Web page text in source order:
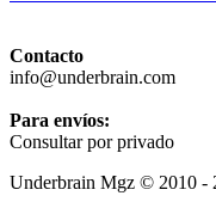
Contacto
info@underbrain.com
Para envíos:
Consultar por privado
Underbrain Mgz © 2010 -